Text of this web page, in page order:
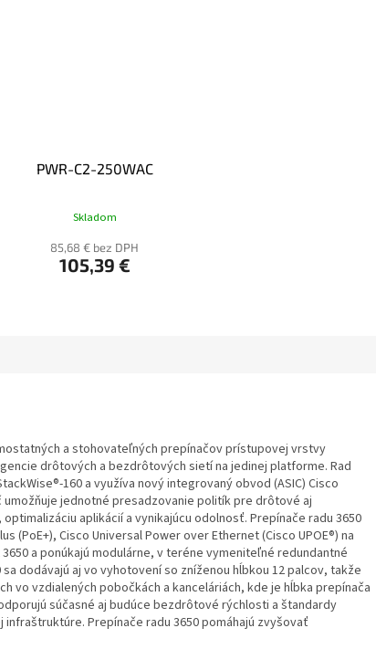
PWR-C2-250WAC
Skladom
85,68 € bez DPH
105,39 €
a stohovateľných prepínačov prístupovej vrstvy
drôtových a bezdrôtových sietí na jedinej platforme. Rad
160 a využíva nový integrovaný obvod (ASIC) Cisco
umožňuje jednotné presadzovanie politík pre drôtové aj
aplikácií a vynikajúcu odolnosť. Prepínače radu 3650
(PoE+), Cisco Universal Power over Ethernet (Cisco UPOE®) na
a ponúkajú modulárne, v teréne vymeniteľné redundantné
dodávajú aj vo vyhotovení so zníženou hĺbkou 12 palcov, takže
vo vzdialených pobočkách a kanceláriách, kde je hĺbka prepínača
súčasné aj budúce bezdrôtové rýchlosti a štandardy
infraštruktúre. Prepínače radu 3650 pomáhajú zvyšovať